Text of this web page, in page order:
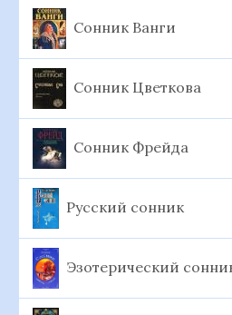
Сонник Ванги
Сонник Цветкова
Сонник Фрейда
Русский сонник
Эзотерический